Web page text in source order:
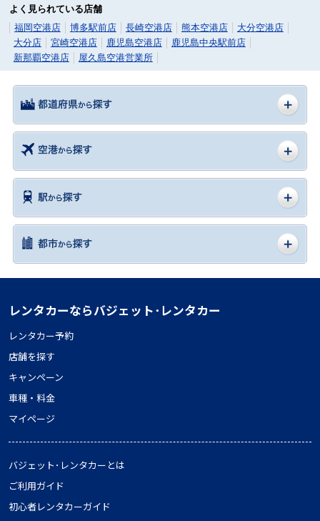
よく見られている店舗
福岡空港店
博多駅前店 長崎空港店 熊本空港店
大分空港店
大分店
宮崎空港店 鹿児島空港店
鹿児島中央駅前店
新那覇空港店
屋久島空港営業所
レンタカーならバジェット･レンタカー
レンタカー予約
店舗を探す
キャンペーン
車種・料金
マイページ
バジェット･レンタカーとは
ご利用ガイド
初心者レンタカーガイド